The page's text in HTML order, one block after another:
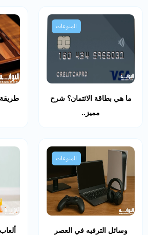
المنوعات
ما هي بطاقة الائتمان؟ شرح
مميز..
طريقة
المنوعات
وسائل الترفيه في العصر